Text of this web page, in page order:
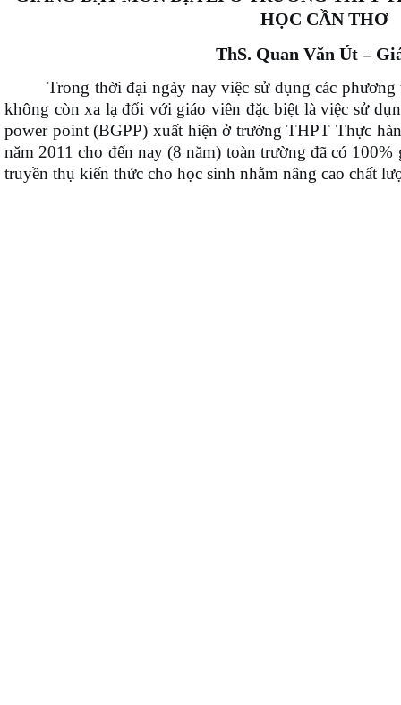
HỌC CẦN THƠ
ThS. Quan Văn Út –
Trong thời đại ngày nay việc sử dụng các
không còn xa lạ đối với giáo viên đặc biệt là việc sử
power point (BGPP) xuất hiện ở trường THPT Thực
năm 2011 cho đến nay (8 năm) toàn trường đã có
truyền thụ kiến thức cho học sinh nhằm nâng cao chất